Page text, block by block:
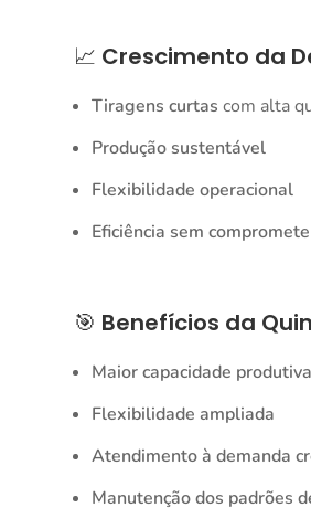
📈 Crescimento da
Tiragens curtas com alta
Produção sustentável
Flexibilidade operacional
Eficiência sem
🎯 Benefícios da
Maior capacidade produtiva
Flexibilidade ampliada
Atendimento à demanda
Manutenção dos padrões